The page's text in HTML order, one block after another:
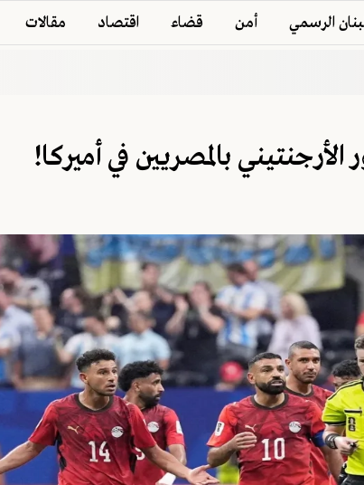
الرسمي أمن قضاء اقتصاد مقالات
بالمصريين في أميركا!